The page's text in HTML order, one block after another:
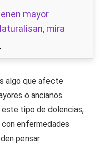
mayor
mira
algo que afecte
o ancianos.
este tipo de dolencias,
enfermedades
pensar.